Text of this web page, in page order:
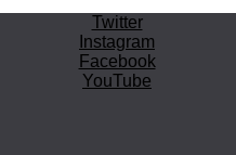
Twitter
Instagram
Facebook
YouTube